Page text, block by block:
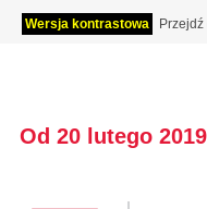
Wersja kontrastowa
Od 20 lutego